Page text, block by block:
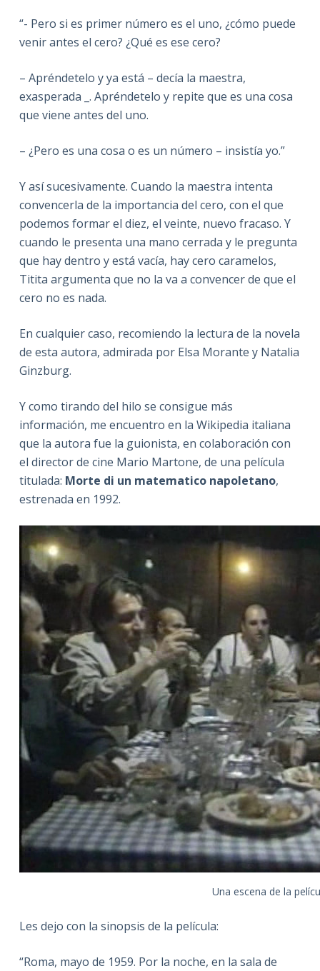
“- Pero si es primer número es el uno, ¿cómo puede
venir antes el cero? ¿Qué es ese cero?
– Apréndetelo y ya está – decía la maestra,
exasperada _. Apréndetelo y repite que es una cosa
que viene antes del uno.
– ¿Pero es una cosa o es un número – insistía yo.”
Y así sucesivamente. Cuando la maestra intenta
convencerla de la importancia del cero, con el que
podemos formar el diez, el veinte, nuevo fracaso. Y
cuando le presenta una mano cerrada y le pregunta
que hay dentro y está vacía, hay cero caramelos,
Titita argumenta que no la va a convencer de que el
cero no es nada.
En cualquier caso, recomiendo la lectura de la novela
de esta autora, admirada por Elsa Morante y Natalia
Ginzburg.
Y como tirando del hilo se consigue más
información, me encuentro en la Wikipedia italiana
que la autora fue la guionista, en colaboración con
el director de cine Mario Martone, de una película
titulada: Morte di un matematico napoletano,
estrenada en 1992.
Una escena de la
Les dejo con la sinopsis de la película:
“Roma, mayo de 1959. Por la noche, en la sala de